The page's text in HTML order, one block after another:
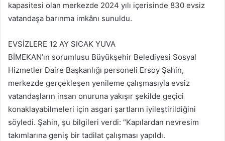
kapasitesi olan merkezde 2024 yılı içerisinde 830 evsiz
vatandaşa barınma imkânı sunuldu.
EVSİZLERE 12 AY SICAK YUVA
BİMEKAN’ın sorumlusu Büyükşehir Belediyesi Sosyal
Hizmetler Daire Başkanlığı personeli Ersoy Şahin,
merkezde gerçekleşen yenileme çalışmasıyla evsiz
vatandaşların insan onuruna yakışır şekilde geçici
konaklayabilmeleri için asgari şartların iyileştirildiğini
söyledi. Şahin, şu bilgileri verdi: “Kapılardan nevresim
takımlarına geniş bir tadilat çalışması yapıldı.